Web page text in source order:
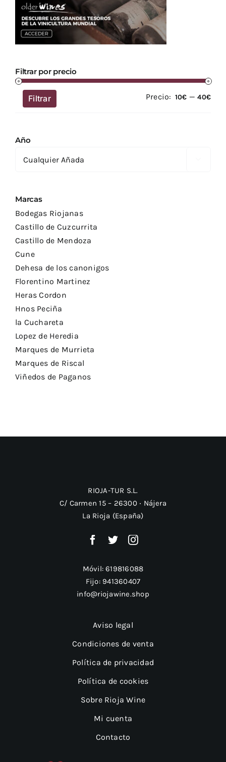
Filtrar por precio
Filtrar Precio: 10€ —40€
Año
Marcas
Bodegas Riojanas
Castillo de Cuzcurrita
Castillo de Mendoza
Cune
Dehesa de los canonigos
Florentino Martinez
Heras Cordon
Hnos Peciña
la Cuchareta
Lopez de Heredia
Marques de Murrieta
Marques de Riscal
Viñedos de Paganos
RIOJA-TUR S.L.
C/ Carmen 15 – 26300 ‧ Nájera
La Rioja (España)
Móvil:619816088
Fijo: 941360407
info@riojawine.shop
Aviso legal
Condiciones de venta
Política de privacidad
Política de cookies
Sobre Rioja Wine
Mi cuenta
Contacto